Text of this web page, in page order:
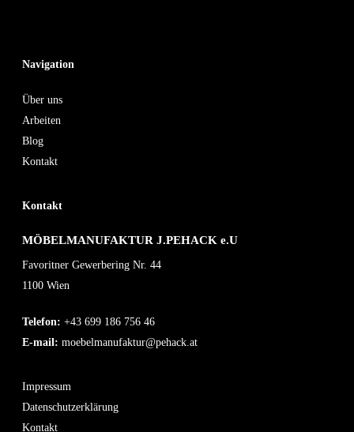
Navigation
Über uns
Arbeiten
Blog
Kontakt
Kontakt
MÖBELMANUFAKTUR J.PEHACK e.U
Favoritner Gewerbering Nr. 44
1100 Wien
Telefon: +43 699 186 756 46
E-mail: moebelmanufaktur@pehack.at
Impressum
Datenschutzerklärung
Kontakt